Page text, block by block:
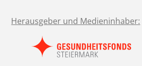
Herausgeber und Medieninhaber: